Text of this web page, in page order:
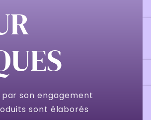
par son engagement
sont élaborés